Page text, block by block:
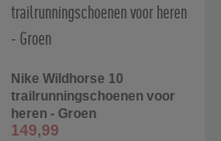
Nike Wildhorse 10
trailrunningschoenen voor
heren - Groen
149,99